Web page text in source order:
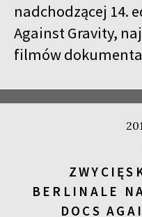
nadchodzącej 14.
Against Gravity,
filmów
BERLINALE
DOCS